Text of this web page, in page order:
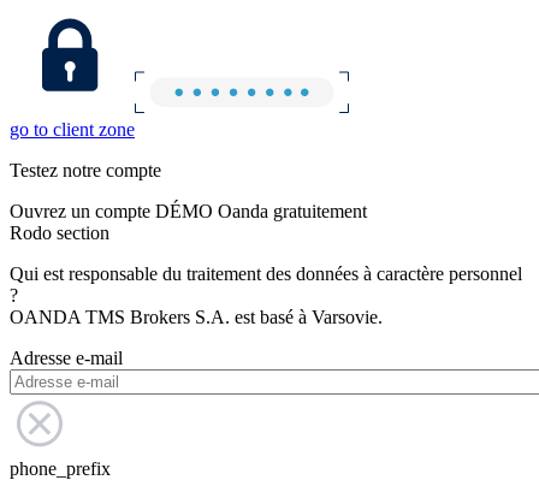
go to client zone
Testez notre compte
Ouvrez un compte DÉMO Oanda gratuitement
Rodo section
Qui est responsable du traitement des données à caractère personnel
?
OANDA TMS Brokers S.A. est basé à Varsovie.
Adresse e-mail
phone_prefix